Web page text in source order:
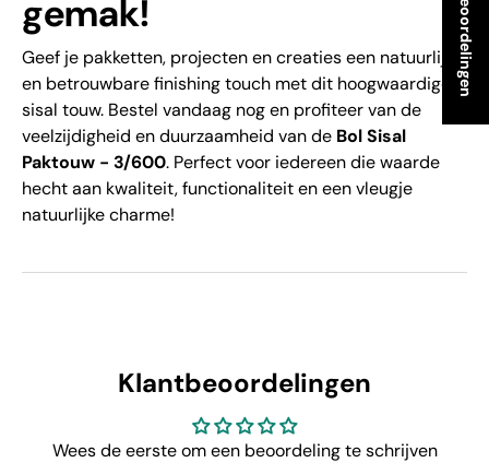
gemak!
Geef je pakketten, projecten en creaties een natuurlijke
en betrouwbare finishing touch met dit hoogwaardige
sisal touw. Bestel vandaag nog en profiteer van de
veelzijdigheid en duurzaamheid van de Bol Sisal
Paktouw - 3/600. Perfect voor iedereen die waarde
hecht aan kwaliteit, functionaliteit en een vleugje
natuurlijke charme!
Klantbeoordelingen
Wees de eerste om een beoordeling te schrijven
★ Beoordelingen